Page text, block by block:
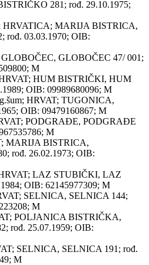
281; rođ. 29.10.1975;
HRVATICA; MARIJA BISTRICA,
rođ. 03.03.1970; OIB:
GLOBOČEC 47/ 001;
M
HUM BISTRIČKI, HUM
OIB: 09989680096; M
HRVAT; TUGONICA,
OIB: 09479160867; M
PODGRAĐE, PODGRAĐE
M
MARIJA BISTRICA,
rođ. 26.02.1973; OIB:
LAZ STUBIČKI, LAZ
OIB: 62145977309; M
SELNICA, SELNICA 144;
M
POLJANICA BISTRIČKA,
rođ. 25.07.1959; OIB:
SELNICA, SELNICA 191; rođ.
M